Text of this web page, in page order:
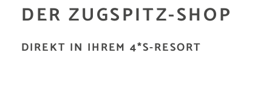
DER ZUGSPITZ-SHOP
DIREKT IN IHREM 4*S-RESORT